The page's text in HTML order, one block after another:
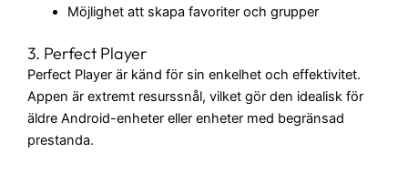
Möjlighet att skapa favoriter och grupper
3. Perfect Player
Perfect Player är känd för sin enkelhet och effektivitet.
Appen är extremt resurssnål, vilket gör den idealisk för
äldre Android-enheter eller enheter med begränsad
prestanda.